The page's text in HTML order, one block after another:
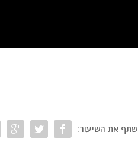
שתף את השיעור: